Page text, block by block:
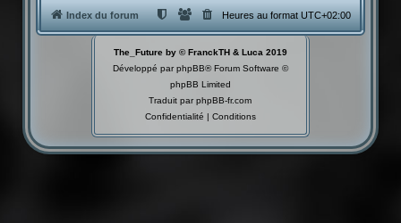
Index du forum Heures au formatUTC+02:00
The_Future by © FranckTH & Luca 2019
Développé parphpBB® Forum Software ©
phpBB Limited
Traduit parphpBB-fr.com
Confidentialité | Conditions